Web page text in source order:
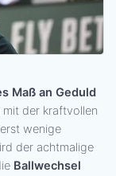
Maß an Geduld
der kraftvollen
wenige
der achtmalige
Ballwechsel